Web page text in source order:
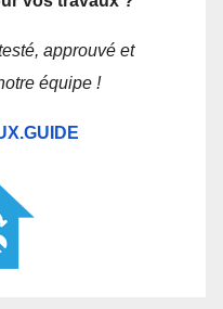
approuvé et
équipe !